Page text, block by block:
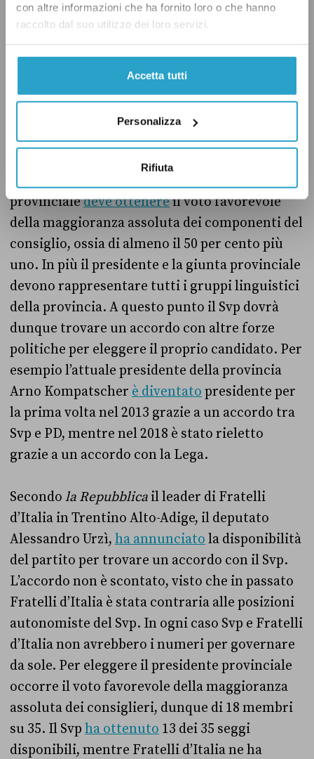
con altre informazioni che ha fornito loro o che hanno
raccolto dal suo utilizzo dei loro servizi.
Accetta tutti
Personalizza
Rifiuta
5 Stelle sia Forza Italia non hanno raggiunto l’1
per cento dei voti, fermandosi rispettivamente
allo 0,7 e allo 0,6 per cento. Nel 2018 il
Movimento 5 Stelle aveva ottenuto il 2,4 per
cento, mentre Forza Italia l’1 per cento.
Come anticipato, il presidente della provincia
autonoma di Bolzano viene eletto dai
provincialedeve ottenereil voto favorevole
della maggioranza assoluta dei componenti del
consiglio, ossia di almeno il 50 per cento più
uno. In più il presidente e la giunta provinciale
devono rappresentare tutti i gruppi linguistici
della provincia. A questo punto il Svp dovrà
dunque trovare un accordo con altre forze
politiche per eleggere il proprio candidato. Per
esempio l’attuale presidente della provincia
Arno Kompatscher è diventato presidente per
la prima volta nel 2013 grazie a un accordo tra
Svp e PD, mentre nel 2018 è stato rieletto
grazie a un accordo con la Lega.
Secondo la Repubblica il leader di Fratelli
d’Italia in Trentino Alto-Adige, il deputato
Alessandro Urzì, ha annunciato la disponibilità
del partito per trovare un accordo con il Svp.
L’accordo non è scontato, visto che in passato
Fratelli d’Italia è stata contraria alle posizioni
autonomiste del Svp. In ogni caso Svp e Fratelli
d’Italia non avrebbero i numeri per governare
da sole. Per eleggere il presidente provinciale
occorre il voto favorevole della maggioranza
assoluta dei consiglieri, dunque di 18 membri
su 35. Il Svp ha ottenuto 13 dei 35 seggi
disponibili, mentre Fratelli d’Italia ne ha